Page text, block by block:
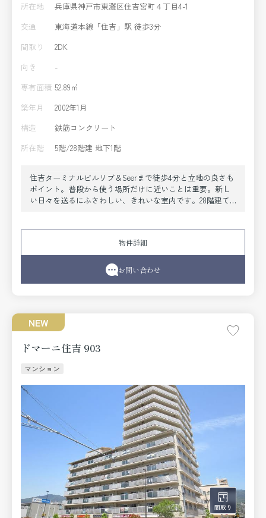
所在地
兵庫県神戸市東灘区住吉宮町４丁目4-1
交通
東海道本線「住吉」駅 徒歩3分
間取り
2DK
向き
-
専有面積 52.89㎡
築年月
2002年1月
構造
鉄筋コンクリート
所在階
5階/28階建 地下1階
住吉ターミナルビルリブ＆Seerまで徒歩4分と立地の良さも
ポイント。普段から使う場所だけに近いことは重要。新し
い日々を送るにふさわしい、きれいな室内です。28階建て
道本線住吉周辺にある物件情報を豊富に取り扱っておりま
すので、きっとお探しの住まいに出会えます。
物件詳細
お問い合わせ
NEW
ドマーニ住吉 903
マンション